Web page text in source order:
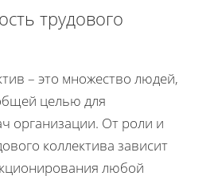
трудового
– это множество людей,
целью для
организации. От роли и
коллектива зависит
любой